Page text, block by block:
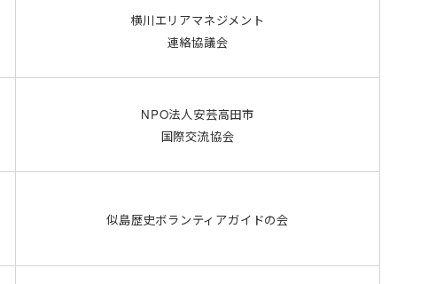
横川エリアマネジメント
連絡協議会
NPO法人安芸高田市
国際交流協会
似島歴史ボランティアガイドの会